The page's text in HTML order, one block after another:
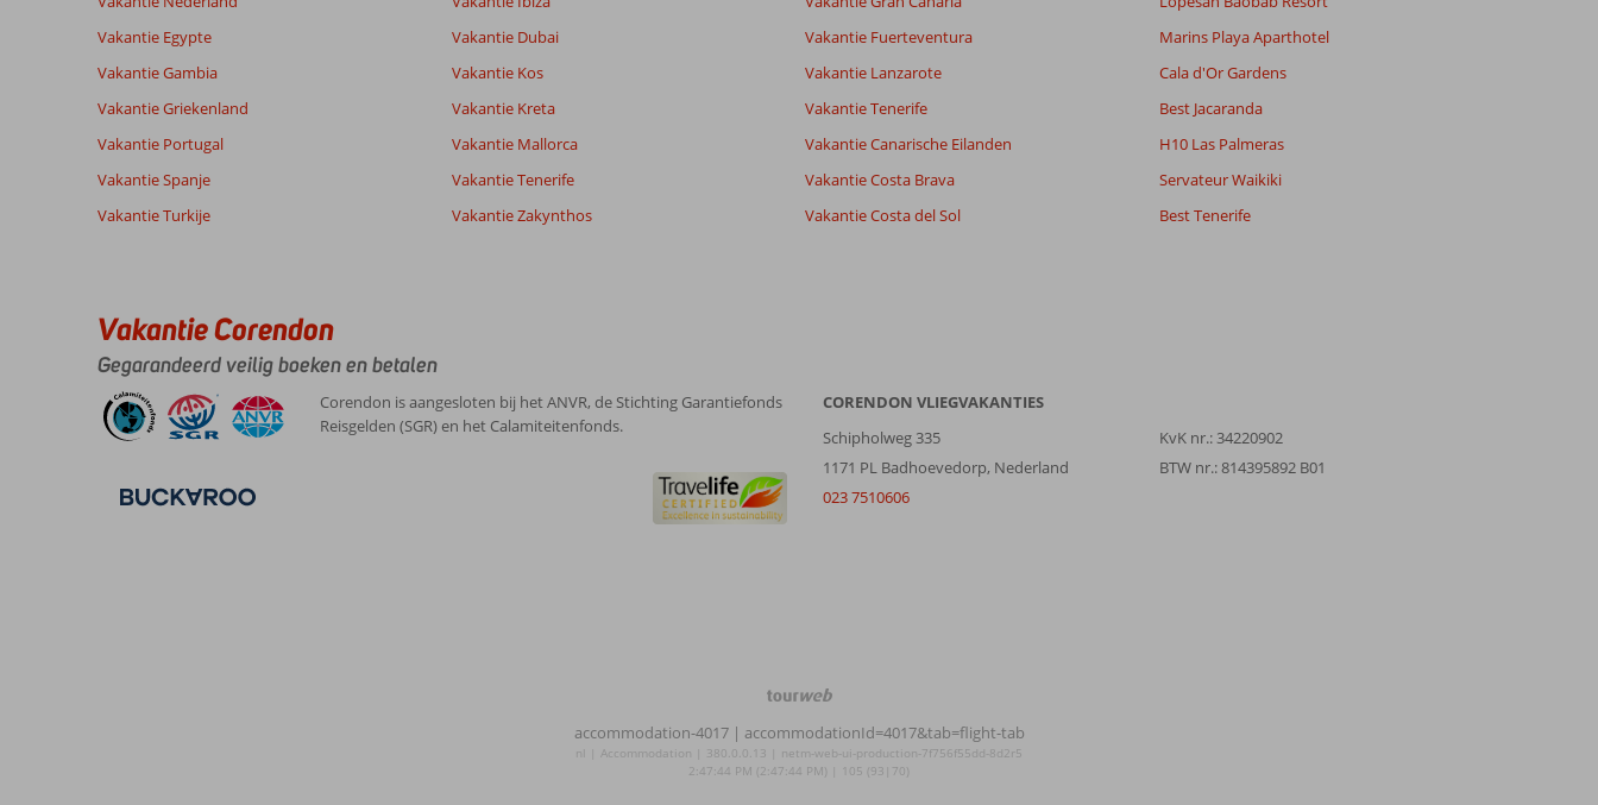
Vakantie Egypte
Vakantie Gambia
Vakantie Griekenland
Vakantie Portugal
Vakantie Spanje
Vakantie Turkije
Vakantie Dubai
Vakantie Kos
Vakantie Kreta
Vakantie Mallorca
Vakantie Tenerife
Vakantie Zakynthos
Vakantie Fuerteventura
Vakantie Lanzarote
Vakantie Tenerife
Vakantie Canarische Eilanden
Vakantie Costa Brava
Vakantie Costa del Sol
Marins Playa Aparthotel
Cala d'Or Gardens
Best Jacaranda
H10 Las Palmeras
Servateur Waikiki
Best Tenerife
Vakantie Corendon
Gegarandeerd veilig boeken en betalen
Corendon is aangesloten bij het ANVR, de Stichting Garantiefonds
Reisgelden (SGR) en het Calamiteitenfonds.
CORENDON VLIEGVAKANTIES
Schipholweg 335
1171 PL Badhoevedorp, Nederland
023 7510606
KvK nr.: 34220902
BTW nr.: 814395892 B01
TourWeb
NetMatch
accommodation-4017 | accommodationId=4017&tab=flight-tab
nl | Accommodation | 380.0.0.13 | netm-web-ui-production-7f756f55dd-8d2r5
2:47:44 PM (2:47:44 PM) | 105 (93|70)